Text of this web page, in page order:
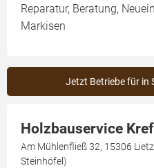
Reparatur, Beratung,
Markisen
Jetzt Betriebe für in
Holzbauservice
Am Mühlenfließ 32, 15306
Steinhöfel)